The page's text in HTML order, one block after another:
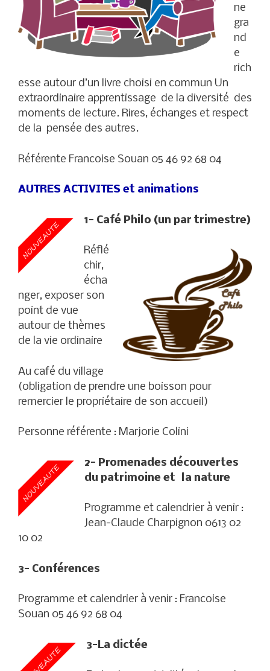
ne
gra
nd
e
rich
esse autour d’un livre choisi en commun Un
extraordinaire apprentissage de la diversité des
moments de lecture. Rires, échanges et respect
de la pensée des autres.
Référente Francoise Souan 05 46 92 68 04
AUTRES ACTIVITES et animations
1- Café Philo (un par trimestre)
Réflé
chir,
écha
nger, exposer son
point de vue
autour de thèmes
de la vie ordinaire
Au café du village
(obligation de prendre une boisson pour
remercier le propriétaire de son accueil)
Personne référente : Marjorie Colini
2- Promenades découvertes
du patrimoine et la nature
Programme et calendrier à venir :
Jean-Claude Charpignon 0613 02
10 02
3- Conférences
Programme et calendrier à venir : Francoise
Souan 05 46 92 68 04
3-La dictée